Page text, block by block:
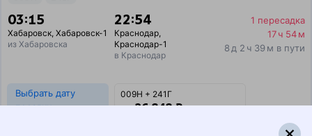
03:15
Хабаровск, Хабаровск-1
из Хабаровска
22:54
Краснодар,
Краснодар-1
в Краснодар
1 пересадка
17 ч 54 м
8 д 2 ч 39 м в пути
Выбрать дату
поездки
009Н + 241Г
от26 848 ₽